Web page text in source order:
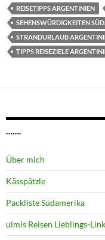
REISETIPPS ARGENTINIEN
SEHENSWÜRDIGKEITEN
STRANDURLAUB
TIPPS REISEZIELE
…….
Über mich
Kässpätzle
Packliste Südamerika
ulmis Reisen Lieblings-